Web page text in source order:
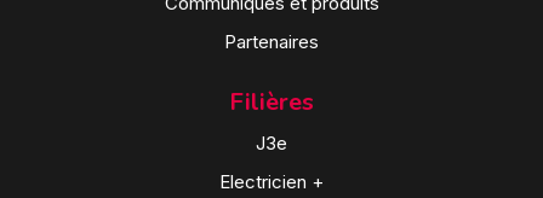
Partenaires
Filières
J3e
Electricien +